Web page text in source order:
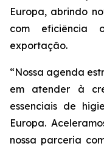
Europa, abrindo
com eficiência
exportação.
“Nossa agenda
em atender à
essenciais de
Europa.
nossa parceria